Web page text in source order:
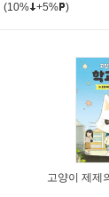
(10% +5% )